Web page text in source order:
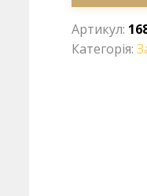
Артикул:
Категорія: